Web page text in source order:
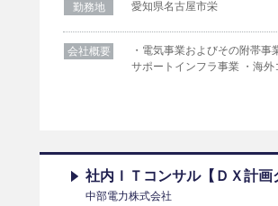
勤務地
愛知県名古屋市栄
会社概要
・電気事業およびその附帯
サポートインフラ事業 ・海
社内ＩＴコンサル【ＤＸ計画
中部電力株式会社